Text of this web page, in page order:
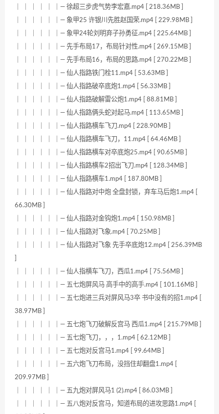
｜ ｜ ｜ ｜ ｜ ｜— 徐超三步虎气势李宏嘉.mp4 [ 218.36MB ]
｜ ｜ ｜ ｜ ｜ ｜— 象甲25 许银川先胜赵国荣.mp4 [ 229.98MB ]
｜ ｜ ｜ ｜ ｜ ｜— 象甲24轮刘明弃子孙勇征.mp4 [ 225.64MB ]
｜ ｜ ｜ ｜ ｜ ｜— 先手布局17，布局针对性.mp4 [ 269.15MB ]
｜ ｜ ｜ ｜ ｜ ｜— 先手布局16，布局的思路.mp4 [ 270.22MB ]
｜ ｜ ｜ ｜ ｜ ｜— 仙人指路铁门栓11.mp4 [ 53.63MB ]
｜ ｜ ｜ ｜ ｜ ｜— 仙人指路破卒底炮1.mp4 [ 56.33MB ]
｜ ｜ ｜ ｜ ｜ ｜— 仙人指路破解雷公炮1.mp4 [ 88.81MB ]
｜ ｜ ｜ ｜ ｜ ｜— 仙人指路俩头蛇对起马.mp4 [ 113.65MB ]
｜ ｜ ｜ ｜ ｜ ｜— 仙人指路横车飞刀.mp4 [ 228.90MB ]
｜ ｜ ｜ ｜ ｜ ｜— 仙人指路横车飞刀，11.mp4 [ 64.46MB ]
｜ ｜ ｜ ｜ ｜ ｜— 仙人指路横车对卒底炮25.mp4 [ 90.65MB ]
｜ ｜ ｜ ｜ ｜ ｜— 仙人指路横车2招出飞刀.mp4 [ 128.34MB ]
｜ ｜ ｜ ｜ ｜ ｜— 仙人指路横车1.mp4 [ 187.80MB ]
｜ ｜ ｜ ｜ ｜ ｜— 仙人指路对中炮 全盘封锁，弃车马后炮1.mp4 [
66.30MB ]
｜ ｜ ｜ ｜ ｜ ｜— 仙人指路对金钩炮1.mp4 [ 150.98MB ]
｜ ｜ ｜ ｜ ｜ ｜— 仙人指路对飞象.mp4 [ 70.25MB ]
｜ ｜ ｜ ｜ ｜ ｜— 仙人指路对飞象 先手卒底炮12.mp4 [ 256.39MB
｜ ｜ ｜ ｜ ｜ ｜— 仙人指横车飞刀，西瓜1.mp4 [ 75.56MB ]
｜ ｜ ｜ ｜ ｜ ｜— 五七炮屏风马 高手中的高手.mp4 [ 101.16MB ]
｜ ｜ ｜ ｜ ｜ ｜— 五七炮进三兵对屏风马3卒 书中没有的招1.mp4 [
38.97MB ]
｜ ｜ ｜ ｜ ｜ ｜— 五七炮飞刀破解反宫马 西瓜1.mp4 [ 215.79MB ]
｜ ｜ ｜ ｜ ｜ ｜— 五七炮飞刀，，，1.mp4 [ 62.12MB ]
｜ ｜ ｜ ｜ ｜ ｜— 五七炮对反宫马1.mp4 [ 99.64MB ]
｜ ｜ ｜ ｜ ｜ ｜— 五六炮飞刀布局，没挡住却翻盘1.mp4 [
209.97MB ]
｜ ｜ ｜ ｜ ｜ ｜— 五九炮对屏风马1 (2).mp4 [ 86.03MB ]
｜ ｜ ｜ ｜ ｜ ｜— 五八炮对反宫马，知道布局的进攻思路1.mp4 [